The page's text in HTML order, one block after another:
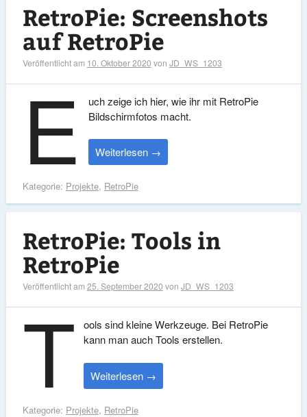
RetroPie: Screenshots
auf RetroPie
Veröffentlicht am 10. Oktober 2020 von JD_WS_1203
E
uch zeige ich hier, wie ihr mit RetroPie
Bildschirmfotos macht.
Weiterlesen →
Kategorie: Projekte, RetroPie
RetroPie: Tools in
RetroPie
Veröffentlicht am25. September 2020 von JD_WS_1203
T ools sind kleine Werkzeuge. Bei RetroPie
kann man auch Tools erstellen.
Weiterlesen →
Kategorie: Projekte, RetroPie